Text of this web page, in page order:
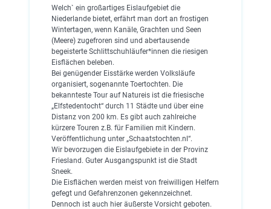
Welch` ein großartiges Eislaufgebiet die
Niederlande bietet, erfährt man dort an frostigen
Wintertagen, wenn Kanäle, Grachten und Seen
(Meere) zugefroren sind und abertausende
begeisterte Schlittschuhläufer*innen die riesigen
Eisflächen beleben.
Bei genügender Eisstärke werden Volksläufe
organisiert, sogenannte Toertochten. Die
bekannteste Tour auf Natureis ist die friesische
„Elfstedentocht“ durch 11 Städte und über eine
Distanz von 200 km. Es gibt auch zahlreiche
kürzere Touren z.B. für Familien mit Kindern.
Veröffentlichung unter „Schaatstochten.nl“.
Wir bevorzugen die Eislaufgebiete in der Provinz
Friesland. Guter Ausgangspunkt ist die Stadt
Sneek.
Die Eisflächen werden meist von freiwilligen Helfern
gefegt und Gefahrenzonen gekennzeichnet.
Dennoch ist auch hier äußerste Vorsicht geboten.